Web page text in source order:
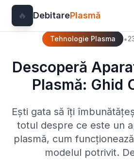
🔥 DebitarePlasmă
Tehnologie Plasma •
Descoperă
Plasmă: Ghid
Ești gata să îți
totul despre ce este un
plasmă, cum
modelul potrivit.